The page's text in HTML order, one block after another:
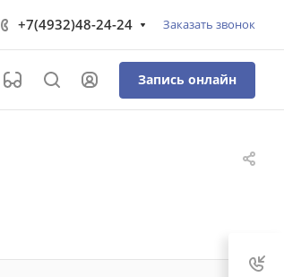
+7(4932)48-24-24 Заказать звонок
Запись онлайн